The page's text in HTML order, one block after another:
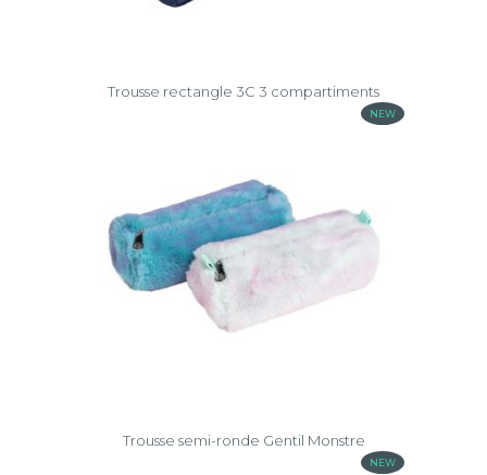
Trousse rectangle 3C 3 compartiments
NEW
Trousse semi-ronde Gentil Monstre
NEW